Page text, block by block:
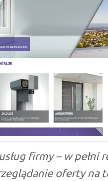
firmy – w pełni
oferty na